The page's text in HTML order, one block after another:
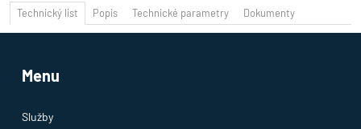
Technický list Popis Technické parametry Dokumenty
Menu
Služby